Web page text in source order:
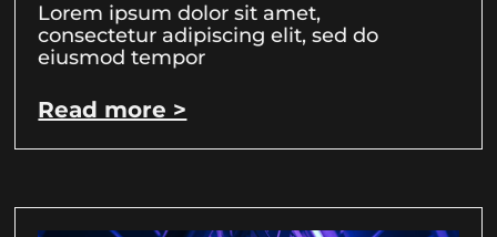
Lorem ipsum dolor sit amet,
consectetur adipiscing elit, sed do
eiusmod tempor
Read more >